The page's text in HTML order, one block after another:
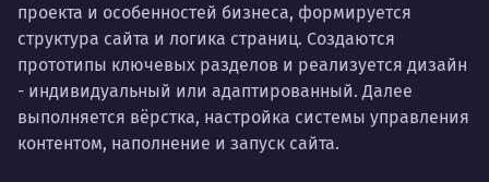
проекта и особенностей бизнеса, формируется
структура сайта и логика страниц. Создаются
прототипы ключевых разделов и реализуется дизайн
- индивидуальный или адаптированный. Далее
выполняется вёрстка, настройка системы управления
контентом, наполнение и запуск сайта.